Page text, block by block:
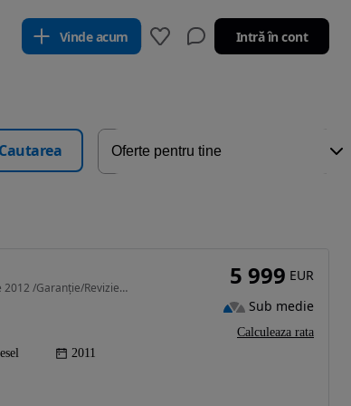
Vinde acum Intră în cont
1995 cm3 • 143 CP • Bmw X1 sDrive 2012 /Garanție/RevizieGR/Finanțare Rate/LivrareGR
2011
5 999 EUR
Sub medie
Calculeaza rata